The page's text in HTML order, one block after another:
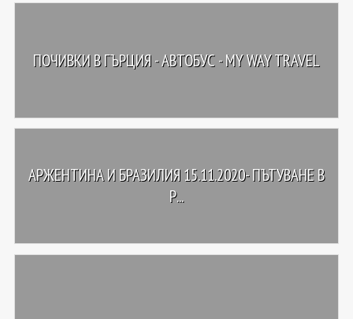
ПОЧИВКИ В ГЪРЦИЯ - АВТОБУС - MY WAY TRAVEL
АРЖЕНТИНА И БРАЗИЛИЯ 15.11.2020- ПЪТУВАНЕ В
Р...